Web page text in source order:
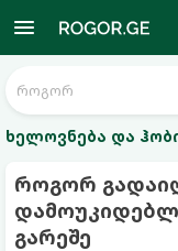
ხელოვნება და
როგორ
გარეშე